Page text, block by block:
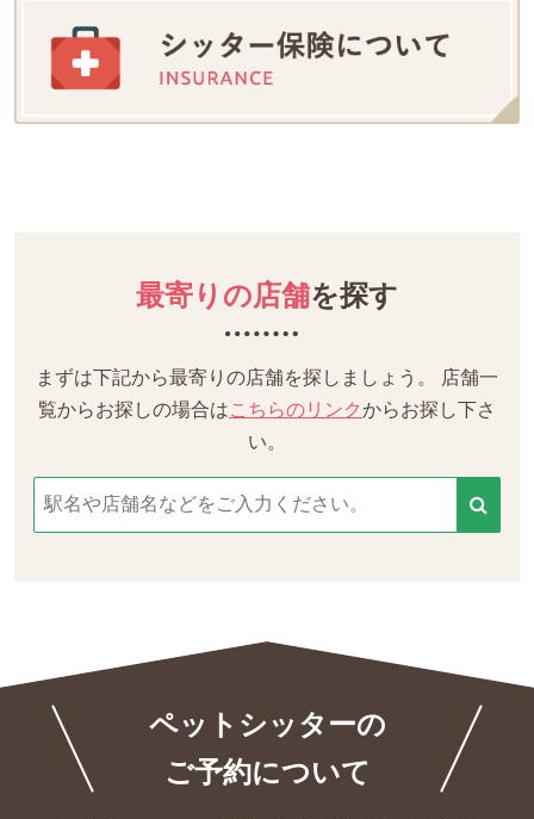
最寄りの店舗を探す
まずは下記から最寄りの店舗を探しましょう。
店舗一
覧からお探しの場合はこちらのリンクからお探し下さ
い。
ペットシッターの
ご予約について